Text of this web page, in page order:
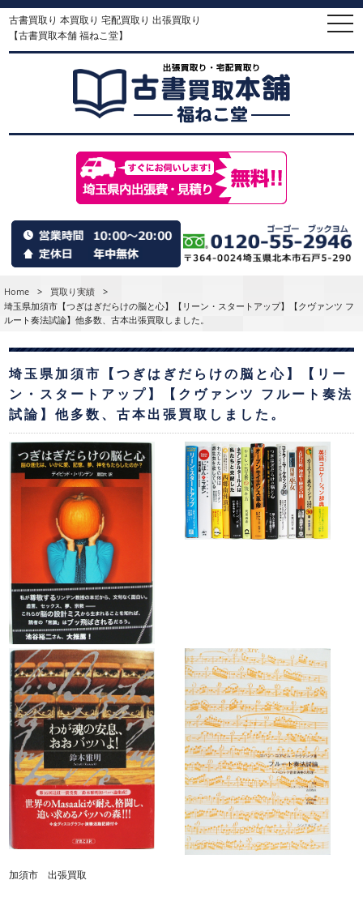
古書買取り 本買取り 宅配買取り 出張買取り
【古書買取本舗 福ねこ堂】
Home > 買取り実績
>
埼玉県加須市【つぎはぎだらけの脳と心】【リーン・スタートアップ】【クヴァンツ フ
ルート奏法試論】他多数、古本出張買取しました。
埼玉県加須市【つぎはぎだらけの脳と心】【リー
ン・スタートアップ】【クヴァンツ フルート奏法
試論】他多数、古本出張買取しました。
加須市 出張買取